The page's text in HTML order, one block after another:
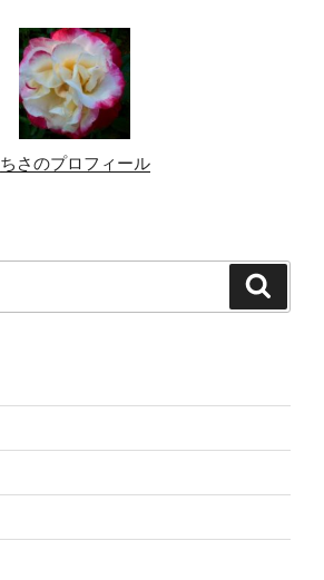
ちさのプロフィール